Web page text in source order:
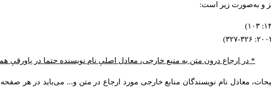
و به‌صورت زیر است:
* در ارجاع درون متن به منبع خارجی، معادل اصلیِ نام نویسنده حتما در
معادل نام نویسندگان منابع خارجی مورد ارجاع در متن و... می‌باید در هر